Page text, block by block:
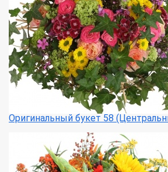
Оригинальный букет 58